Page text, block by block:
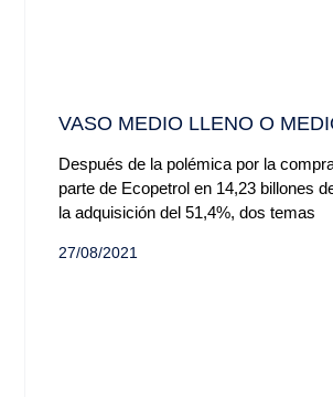
VASO MEDIO LLENO O
Después de la polémica por la
parte de Ecopetrol en 14,23 billones
la adquisición del 51,4%, dos temas
27/08/2021